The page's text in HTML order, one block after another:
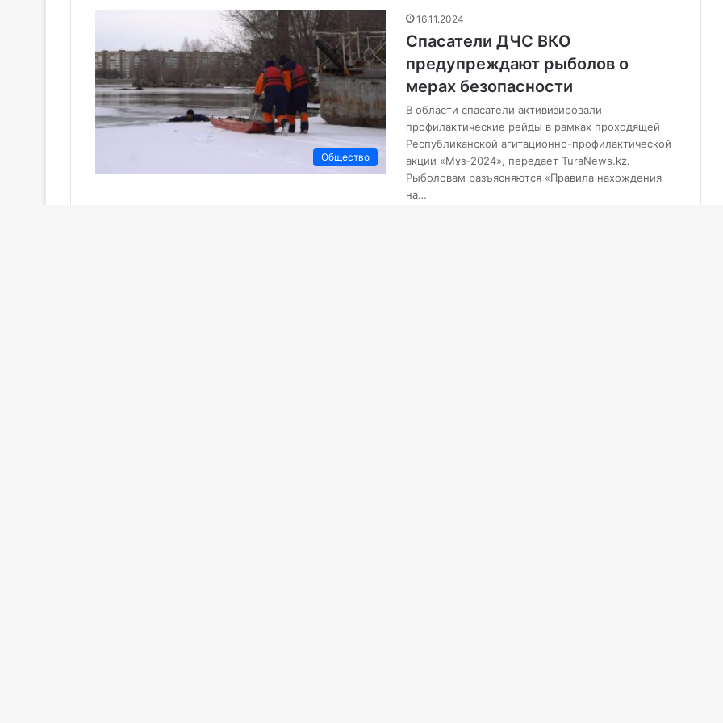
Общество
16.11.2024
Спасатели ДЧС ВКО
предупреждают рыболов о
мерах безопасности
В области спасатели активизировали
профилактические рейды в рамках проходящей
Республиканской агитационно-профилактической
акции «Мұз-2024», передает TuraNews.kz.
Рыболовам разъясняются «Правила нахождения
на…